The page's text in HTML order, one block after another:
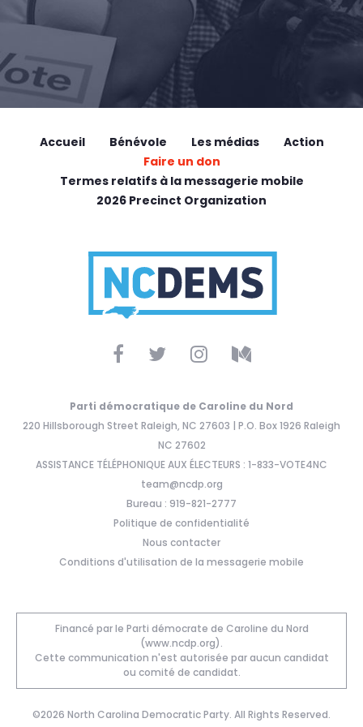
Accueil Bénévole Les médias
Action
Faire un don
Termes relatifs à la messagerie mobile
2026 Precinct Organization
Parti démocratique de Caroline du Nord
220 Hillsborough Street Raleigh, NC 27603 | P.O. Box 1926 Raleigh
NC 27602
ASSISTANCE TÉLÉPHONIQUE AUX ÉLECTEURS : 1-833-VOTE4NC
team@ncdp.org
Bureau : 919-821-2777
Politique de confidentialité
Nous contacter
Conditions d'utilisation de la messagerie mobile
Financé par le Parti démocrate de Caroline du Nord
(www.ncdp.org).
Cette communication n'est autorisée par aucun candidat
ou comité de candidat.
©2026 North Carolina Democratic Party. All Rights Reserved.